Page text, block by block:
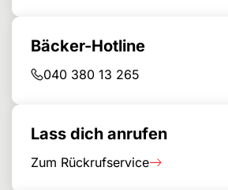
Bäcker-Hotline
040 380 13 265
Lass dich anrufen
Zum Rückrufservice